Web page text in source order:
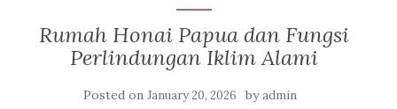
Rumah Honai Papua dan Fungsi
Perlindungan Iklim Alami
Posted on January 20, 2026 byadmin